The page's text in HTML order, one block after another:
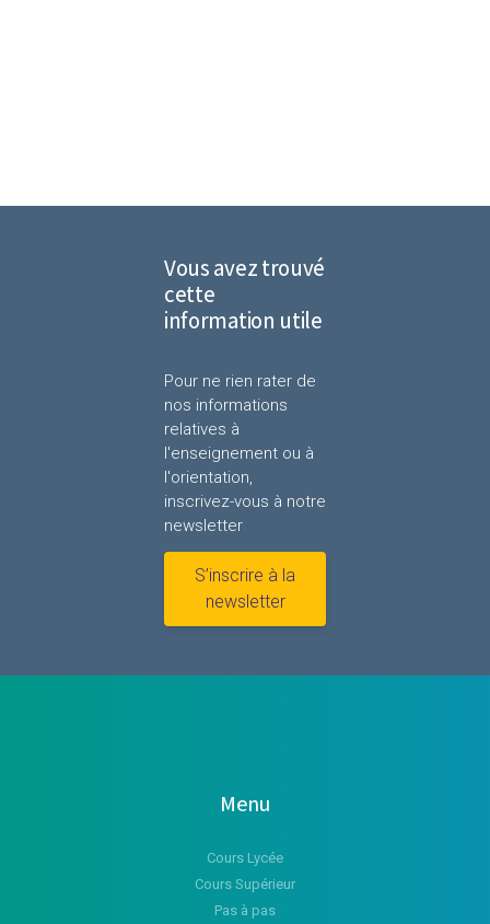
Vous avez trouvé
cette
information utile
Pour ne rien rater de
nos informations
relatives à
l'enseignement ou à
l'orientation,
inscrivez-vous à notre
newsletter
S’inscrire à la
newsletter
Menu
Cours Lycée
Cours Supérieur
Pas à pas